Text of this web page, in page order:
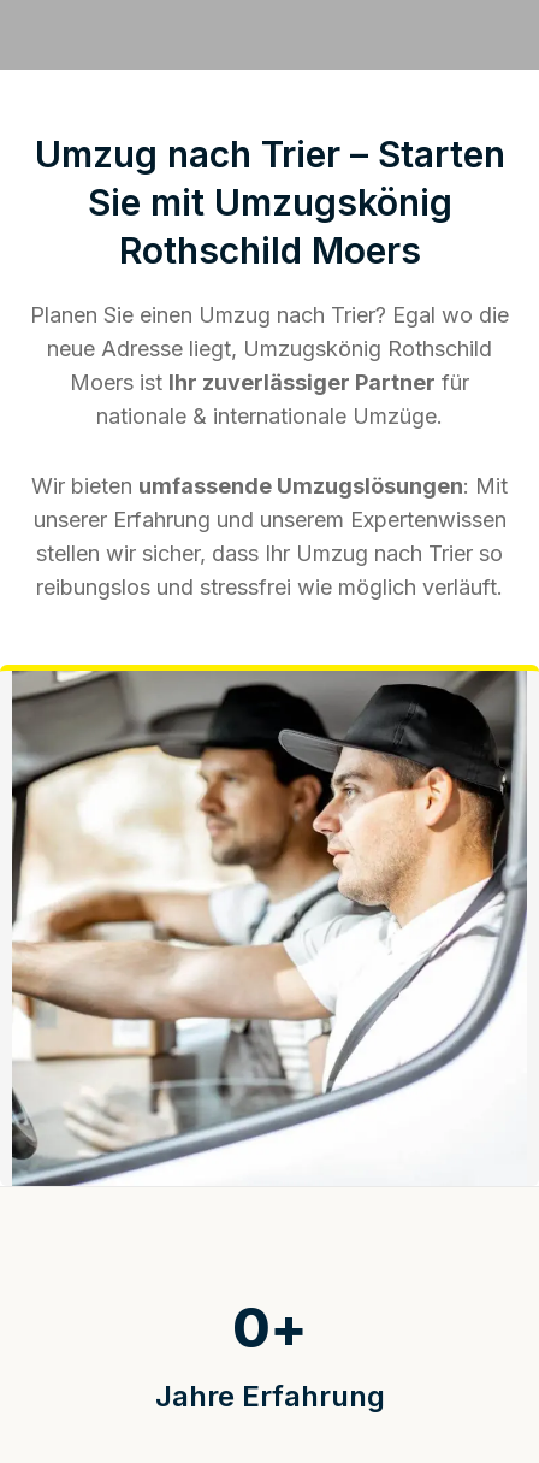
Umzug nach Trier – Starten
Sie mit Umzugskönig
Rothschild Moers
Planen Sie einen Umzug nach Trier? Egal wo die
neue Adresse liegt, Umzugskönig Rothschild
Moers ist Ihr zuverlässiger Partner für
nationale & internationale Umzüge.
Wir bieten umfassende Umzugslösungen: Mit
unserer Erfahrung und unserem Expertenwissen
stellen wir sicher, dass Ihr Umzug nach Trier so
reibungslos und stressfrei wie möglich verläuft.
Jahre Erfahrung
0+